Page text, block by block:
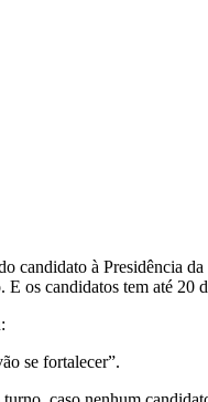
candidato à Presidência
os candidatos tem até 20
se fortalecer”.